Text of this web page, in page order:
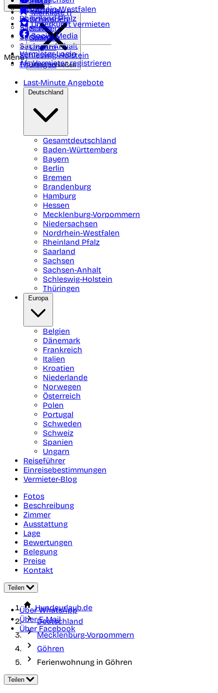
Nordrhein-Westfalen
Rheinland Pfalz
Saarland
Sachsen
Sachsen-Anhalt
Schleswig-Holstein
Thüringen
Portugal
Schweden
Schweiz
Spanien
Ungarn
Merkliste ()
Unterkunft vermieten
Social Media
Vermieter-Login
Als Vermieter registrieren
Menü
Menü schließen
Last-Minute Angebote
Deutschland
Gesamtdeutschland
Baden-Württemberg
Bayern
Berlin
Bremen
Brandenburg
Hamburg
Hessen
Mecklenburg-Vorpommern
Niedersachsen
Nordrhein-Westfalen
Rheinland Pfalz
Saarland
Sachsen
Sachsen-Anhalt
Schleswig-Holstein
Thüringen
Europa
Belgien
Dänemark
Frankreich
Italien
Kroatien
Niederlande
Norwegen
Österreich
Polen
Portugal
Schweden
Schweiz
Spanien
Ungarn
Reiseführer
Einreisebestimmungen
Vermieter-Blog
Fotos
Beschreibung
Zimmer
Ausstattung
Lage
Bewertungen
Belegung
Preise
Kontakt
Teilen
Über WhatsApp
Über E-Mail
Über Facebook
Hundeurlaub.de
Deutschland
Mecklenburg-Vorpommern
Göhren
Ferienwohnung in Göhren
Teilen